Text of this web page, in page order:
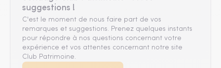
suggestions !
C'est le moment de nous faire part de vos
remarques et suggestions. Prenez quelques instants
pour répondre à nos questions concernant votre
expérience et vos attentes concernant notre site
Club Patrimoine.